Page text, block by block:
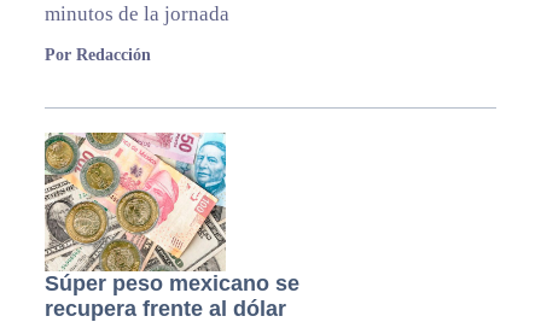
minutos de la jornada
Por Redacción
Súper peso mexicano se
recupera frente al dólar